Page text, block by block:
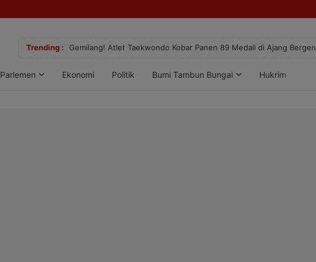
Trending : Gemilang! Atlet Taekwondo Kobar Panen 89 Medali di Ajang
Parlemen Ekonomi Politik Bumi Tambun Bungai Hukrim